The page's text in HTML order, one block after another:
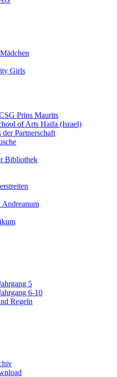
Girls
Prins Maurits
of Arts Haifa (Israel)
der Partnerschaft
Bibliothek
Andreanum
5
6-10
Regeln